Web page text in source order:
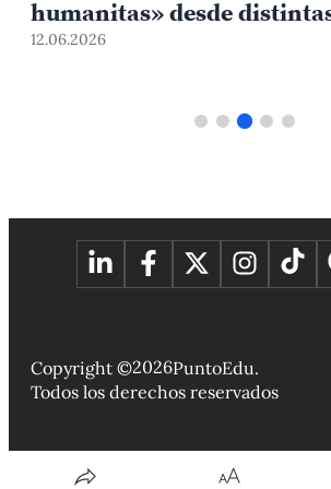
humanitas» desde
disciplinas
12.06.2026
Copyright ©2026PuntoEdu.
Todos los derechos reservados